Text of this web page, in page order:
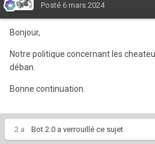
Posté 6 mars 2024
Bonjour,
Notre politique concernant les
déban.
Bonne continuation.
2 a Bot 2.0 a verrouillé ce sujet